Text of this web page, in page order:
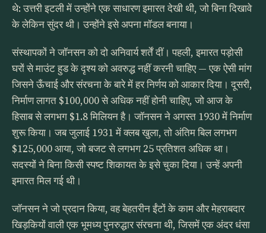
थे: उत्तरी इटली में उन्होंने एक साधारण इमारत देखी थी, जो बिना दिखावे
के लेकिन सुंदर थी। उन्होंने इसे अपना मॉडल बनाया।
संस्थापकों ने जॉनसन को दो अनिवार्य शर्तें दीं। पहली, इमारत पड़ोसी
घरों से माउंट हुड के दृश्य को अवरुद्ध नहीं करनी चाहिए — एक ऐसी मांग
जिसने ऊँचाई और संरचना के बारे में हर निर्णय को आकार दिया। दूसरी,
निर्माण लागत $100,000 से अधिक नहीं होनी चाहिए, जो आज के
हिसाब से लगभग $1.8 मिलियन है। जॉनसन ने अगस्त 1930 में निर्माण
शुरू किया। जब जुलाई 1931 में क्लब खुला, तो अंतिम बिल लगभग
$125,000 आया, जो बजट से लगभग 25 प्रतिशत अधिक था।
सदस्यों ने बिना किसी स्पष्ट शिकायत के इसे चुका दिया। उन्हें अपनी
इमारत मिल गई थी।
जॉनसन ने जो प्रदान किया, वह बेहतरीन ईंटों के काम और मेहराबदार
खिड़कियों वाली एक भूमध्य पुनरुद्धार संरचना थी, जिसमें एक अंदर धंसा